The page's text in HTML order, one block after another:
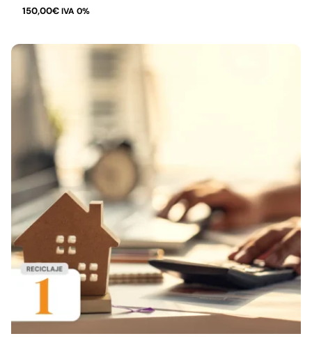
150,00€IVA 0%